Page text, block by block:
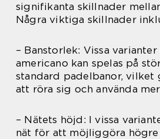
signifikanta skillnader
Några viktiga skillnader
– Banstorlek: Vissa varianter
americano kan spelas på
standard padelbanor, vilket
att röra sig och använda
– Nätets höjd: I vissa
nät för att möjliggöra